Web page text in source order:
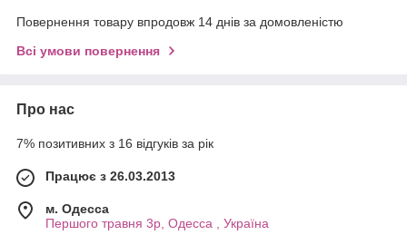
Повернення товару впродовж 14 днів за домовленістю
Всі умови повернення
Про нас
7% позитивних з 16 відгуків за рік
Працює з 26.03.2013
м. Одесса
Першого травня 3р, Одесса , Україна